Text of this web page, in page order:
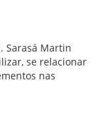
Sarasá Martin
se relacionar
nas